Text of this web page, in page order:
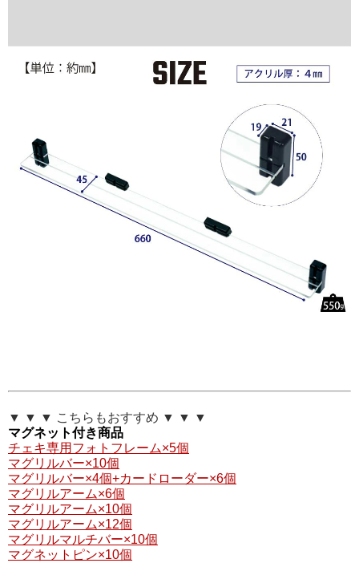
▼ ▼ ▼ こちらもおすすめ ▼ ▼ ▼
マグネット付き商品
チェキ専用フォトフレーム×5個
マグリルバー×10個
マグリルバー×4個+カードローダー×6個
マグリルアーム×6個
マグリルアーム×10個
マグリルアーム×12個
マグリルマルチバー×10個
マグネットピン×10個